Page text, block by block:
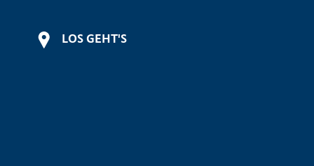
LOS GEHT'S